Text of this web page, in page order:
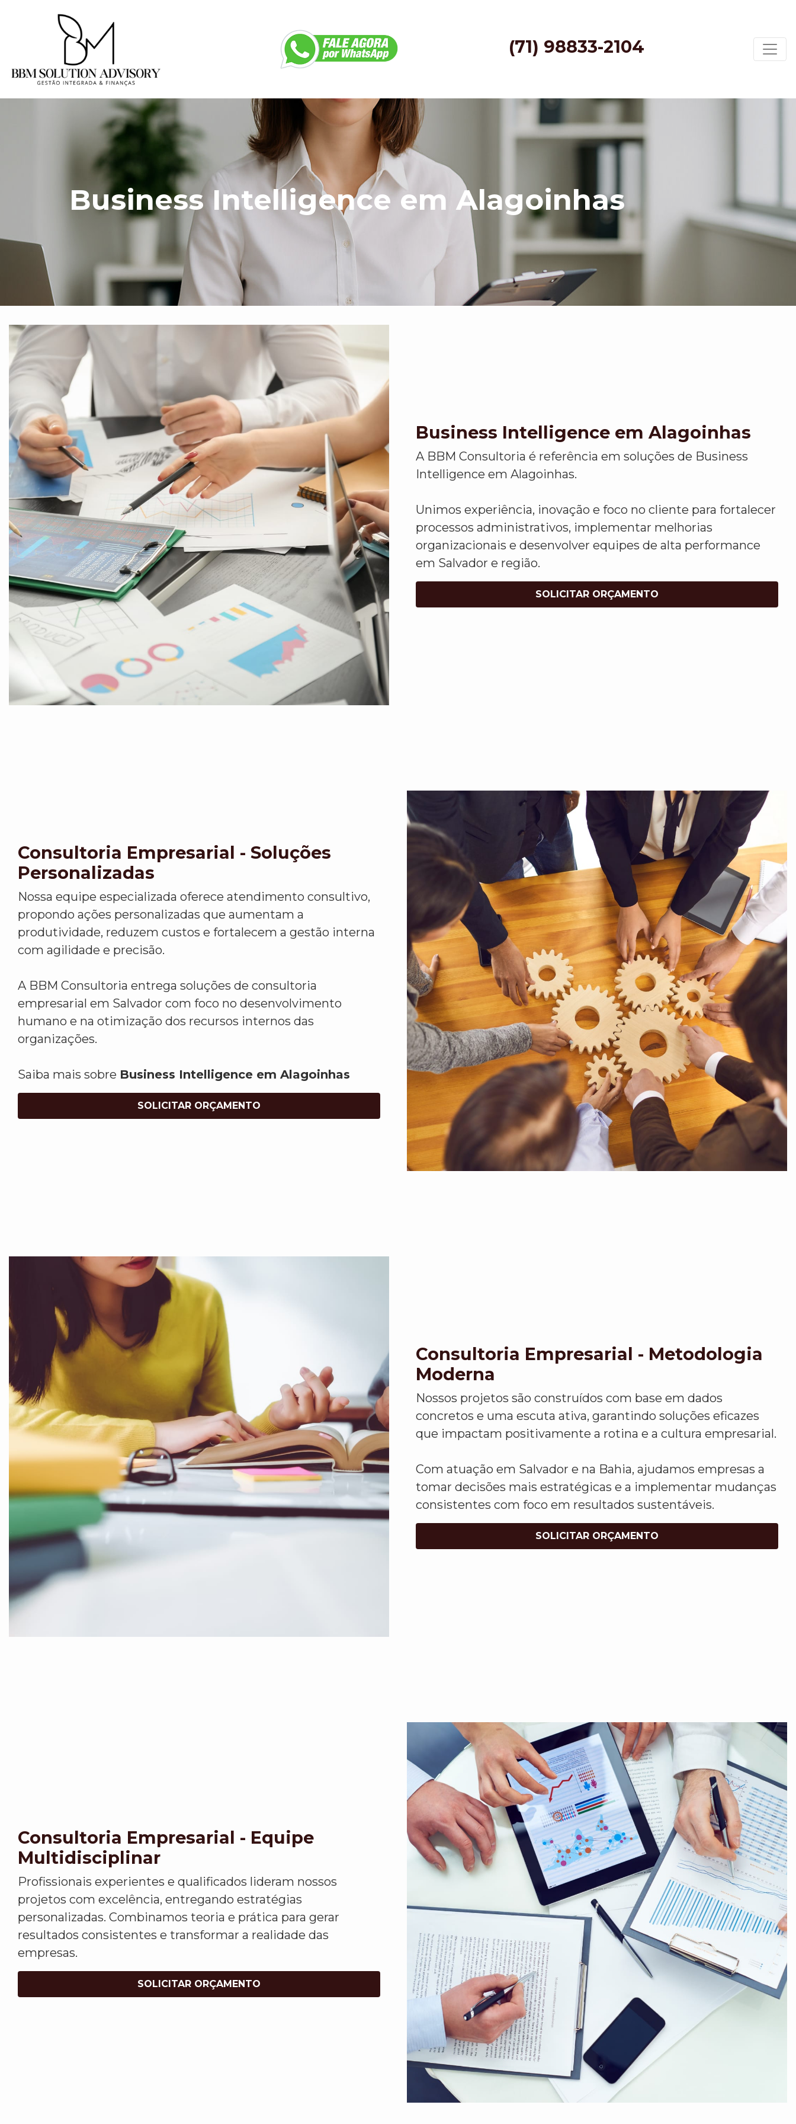
(71) 98833-2104
Business Intelligence em Alagoinhas
Business Intelligence em Alagoinhas
A BBM Consultoria é referência em soluções de Business
Intelligence em Alagoinhas.
Unimos experiência, inovação e foco no cliente para fortalecer
processos administrativos, implementar melhorias
organizacionais e desenvolver equipes de alta performance
em Salvador e região.
SOLICITAR ORÇAMENTO
Consultoria Empresarial - Soluções
Personalizadas
Nossa equipe especializada oferece atendimento consultivo,
propondo ações personalizadas que aumentam a
produtividade, reduzem custos e fortalecem a gestão interna
com agilidade e precisão.
A BBM Consultoria entrega soluções de consultoria
empresarial em Salvador com foco no desenvolvimento
humano e na otimização dos recursos internos das
organizações.
Saiba mais sobre Business Intelligence em Alagoinhas
SOLICITAR ORÇAMENTO
Consultoria Empresarial - Metodologia
Moderna
Nossos projetos são construídos com base em dados
concretos e uma escuta ativa, garantindo soluções eficazes
que impactam positivamente a rotina e a cultura empresarial.
Com atuação em Salvador e na Bahia, ajudamos empresas a
tomar decisões mais estratégicas e a implementar mudanças
consistentes com foco em resultados sustentáveis.
SOLICITAR ORÇAMENTO
Consultoria Empresarial - Equipe
Multidisciplinar
Profissionais experientes e qualificados lideram nossos
projetos com excelência, entregando estratégias
personalizadas. Combinamos teoria e prática para gerar
resultados consistentes e transformar a realidade das
empresas.
SOLICITAR ORÇAMENTO